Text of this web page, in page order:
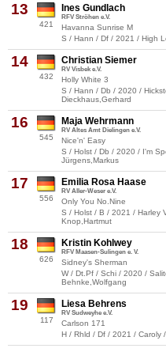
13
421
Ines Gundlach
RFV Ströhen e.V.
Havanna Sunrise M
S / Hann / Df / 2021 / High
14
432
Christian Siemer
RV Visbek e.V.
Holly White 3
S / Hann / Db / 2020 /
Dieckhaus,Gerhard
16
545
Maja Wehrmann
RV Altes Amt Dielingen e.V.
Nice'n' Easy
S / Holst / Db / 2020 / I'm
Jürgens,Markus
17
556
Emilia Rosa Haase
RV Aller-Weser e.V.
Only You No.Nine
S / Holst / B / 2021 / Harley
Knop,Hartmut
18
626
Kristin Kohlwey
RFV Maasen-Sulingen e. V.
Sidney's Sherman
W / Dt.Pf / Schi / 2020 /
Behnke,Wolfgang
19
117
Liesa Behrens
RV Sudweyhe e.V.
Carlson 171
H / Rhld / Df / 2021 / Caroly